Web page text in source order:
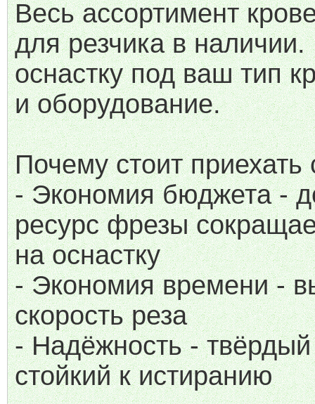
Весь ассортимент
для резчика в
оснастку под ваш тип
и оборудование.
Почему стоит приехать
- Экономия бюджета -
ресурс фрезы
на оснастку
- Экономия времени -
скорость реза
- Надёжность -
стойкий к истиранию